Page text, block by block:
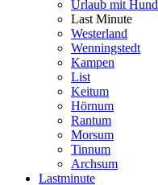
Urlaub mit Hund
Last Minute
Westerland
Wenningstedt
Kampen
List
Keitum
Hörnum
Rantum
Morsum
Tinnum
Archsum
Lastminute